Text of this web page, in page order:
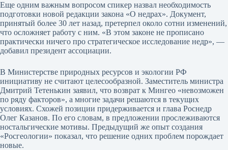
Еще одним важным вопросом спикер назвал необходимость
подготовки новой редакции закона «О недрах». Документ,
принятый более 30 лет назад, претерпел около сотни изменений,
что осложняет работу с ним. «В этом законе не прописано
практически ничего про стратегическое исследование недр», —
добавил президент ассоциации.
В Министерстве природных ресурсов и экологии РФ
инициативу не считают целесообразной. Заместитель министра
Дмитрий Тетенькин заявил, что возврат к Мингео «невозможен
по ряду факторов», а многие задачи решаются в текущих
условиях. Схожей позиции придерживается и глава Роснедр
Олег Казанов. По его словам, в предложении прослеживаются
ностальгические мотивы. Предыдущий же опыт создания
«Росгеологии» показал, что решение одних проблем порождает
новые.